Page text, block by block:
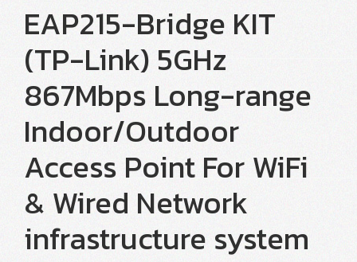
EAP215-Bridge KIT
(TP-Link) 5GHz
867Mbps Long-range
Indoor/Outdoor
Access Point For WiFi
& Wired Network
infrastructure system